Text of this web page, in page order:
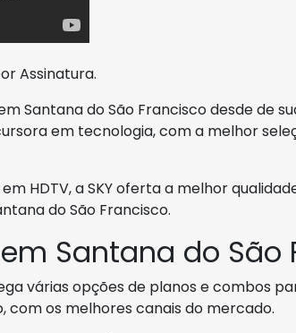
Assinatura.
Santana do São Francisco desde de
em tecnologia, com a melhor
HDTV, a SKY oferta a melhor
do São Francisco.
em Santana do São
várias opções de planos e combos
com os melhores canais do mercado.